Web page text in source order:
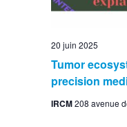
Tumor
precision
20 juin 2025
IRCM208 avenue